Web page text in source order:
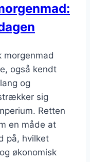
morgenmad
også kendt
og
sig
Retten
en måde at
på, hvilket
økonomisk